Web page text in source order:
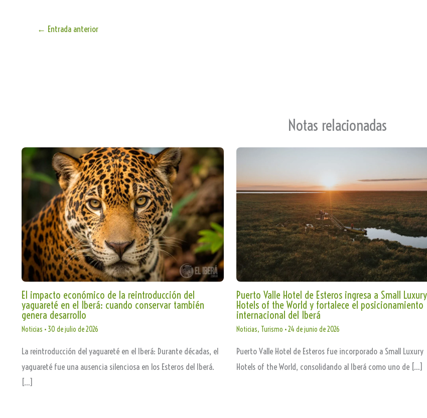
← Entrada anterior
Notas relacionadas
El impacto económico de la reintroducción del
yaguareté en el Iberá: cuando conservar también
genera desarrollo
Noticias • 30 de julio de 2026
La reintroducción del yaguareté en el Iberá: Durante décadas, el
yaguareté fue una ausencia silenciosa en los Esteros del Iberá.
[…]
Puerto Valle Hotel de Esteros ingresa a Small Luxury
Hotels of the World y fortalece el posicionamiento
internacional del Iberá
Noticias, Turismo •24 de junio de 2026
Puerto Valle Hotel de Esteros fue incorporado a Small Luxury
Hotels of the World, consolidando al Iberá como uno de […]